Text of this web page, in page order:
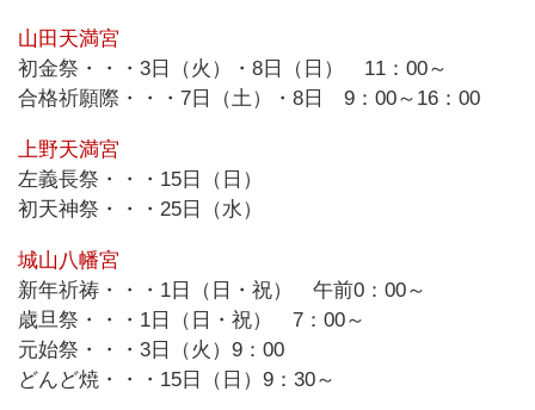
山田天満宮
初金祭・・・3日（火）・8日（日） 11：00～
合格祈願際・・・7日（土）・8日 9：00～16：00
上野天満宮
左義長祭・・・15日（日）
初天神祭・・・25日（水）
城山八幡宮
新年祈祷・・・1日（日・祝） 午前0：00～
歳旦祭・・・1日（日・祝） 7：00～
元始祭・・・3日（火）9：00
どんど焼・・・15日（日）9：30～